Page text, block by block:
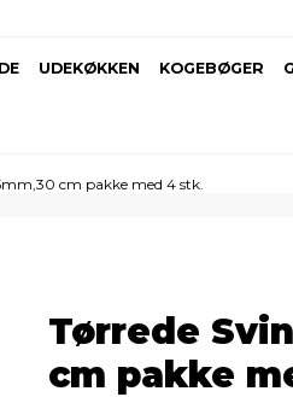
UDEKØKKEN KOGEBØGER
cm pakke med 4 stk.
Tørrede
cm pakke